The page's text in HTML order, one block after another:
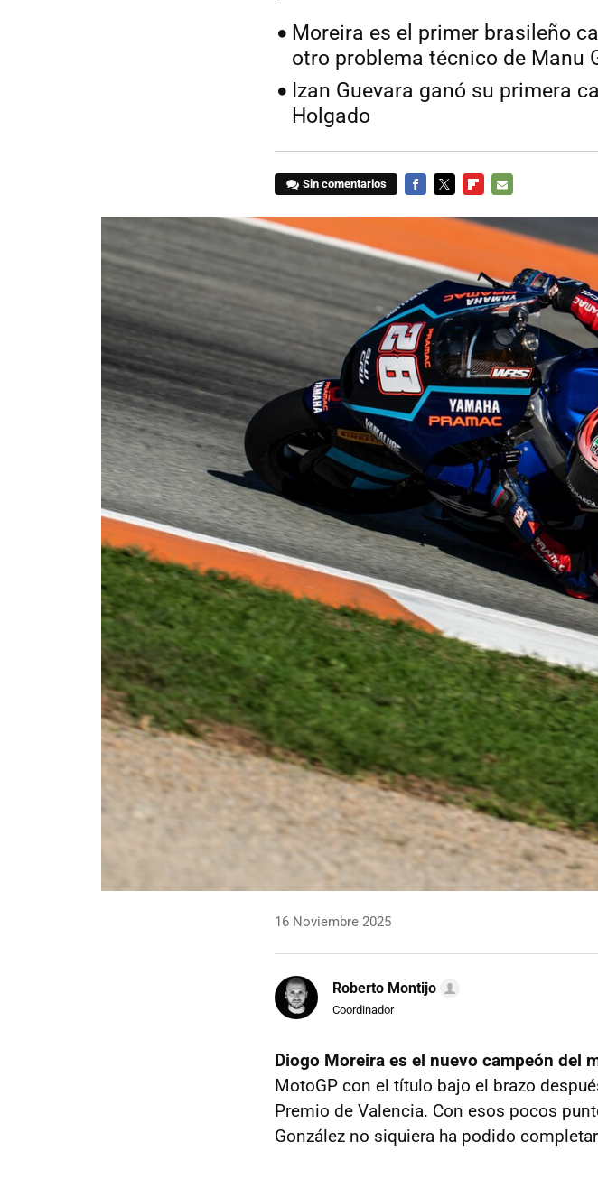
Moreira es el primer brasileño
otro problema técnico de Manu
Izan Guevara ganó su primera
Holgado
Sin comentarios
MAIL
16 Noviembre 2025
Roberto Montijo
Coordinador
Diogo Moreira es el nuevo campeón del
MotoGP con el título bajo el brazo
Premio de Valencia. Con esos pocos
González no siquiera ha podido